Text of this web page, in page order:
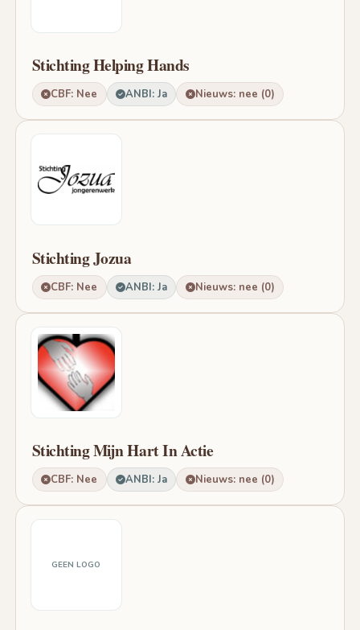
Stichting Helping Hands
CBF: Nee ANBI: Ja Nieuws: nee (0)
Stichting Jozua
CBF: Nee ANBI: Ja Nieuws: nee (0)
Stichting Mijn Hart In Actie
CBF: Nee ANBI: Ja Nieuws: nee (0)
GEEN LOGO